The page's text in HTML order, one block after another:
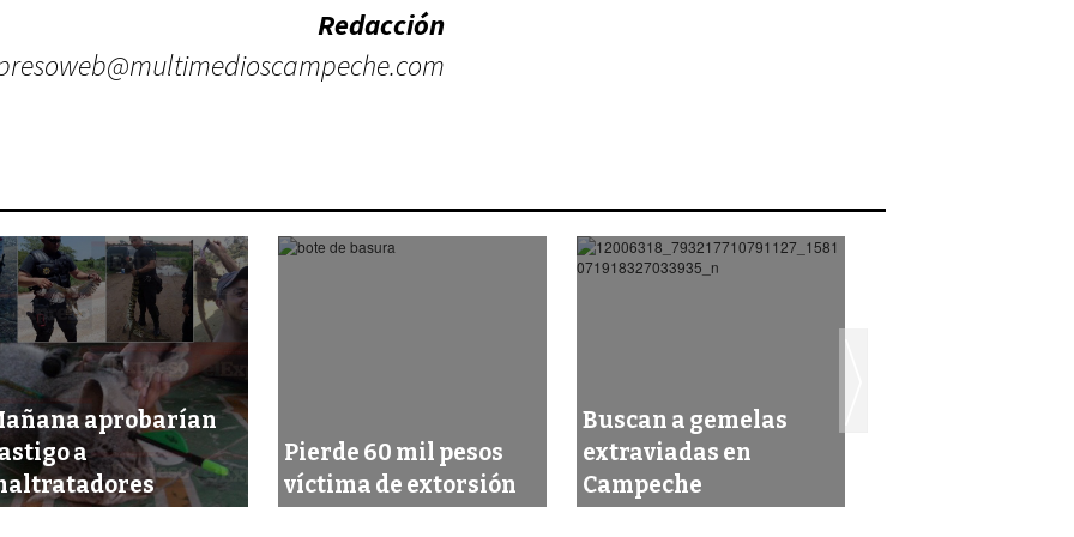
Redacción
aprobarían
a
Pierde 60 mil pesos
víctima de extorsión
Buscan a gemelas
extraviadas en
Campeche